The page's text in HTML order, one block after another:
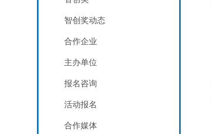
智创奖动态
合作企业
主办单位
报名咨询
活动报名
合作媒体